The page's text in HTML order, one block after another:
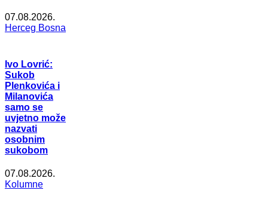
07.08.2026.
Herceg Bosna
Ivo Lovrić:
Sukob
Plenkovića i
Milanovića
samo se
uvjetno može
nazvati
osobnim
sukobom
07.08.2026.
Kolumne